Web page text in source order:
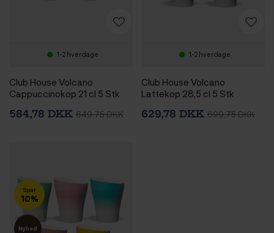
1-2 hverdage
Club House Volcano
Cappuccinokop 21 cl 5 Stk
584,78 DKK 649,75 DKK
1-2 hverdage
Club House Volcano
Lattekop 28,5 cl 5 Stk
629,78 DKK 699,75 DKK
Spar
10%
Nyhed